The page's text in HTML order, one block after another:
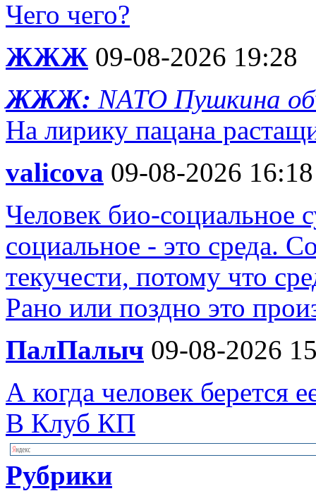
Чего чего?
ЖЖЖ 09-08-2026 19:28
ЖЖЖ: NATO Пушкина
На лирику пацана
valicova 09-08-2026 16:18
Человек био-социальное
социальное - это среда.
текучести, потому что
Рано или поздно это
ПалПалыч 09-08-2026
А когда человек берется
В Клуб КП
Рубрики